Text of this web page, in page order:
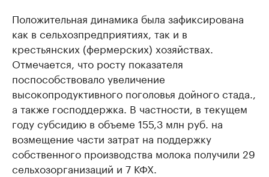
Положительная динамика была зафиксирована
как в сельхозпредприятиях, так и в
крестьянских (фермерских) хозяйствах.
Отмечается, что росту показателя
поспособствовало увеличение
высокопродуктивного поголовья дойного стада.,
а также господдержка. В частности, в текущем
году субсидию в объеме 155,3 млн руб. на
возмещение части затрат на поддержку
собственного производства молока получили 29
сельхозорганизаций и 7 КФХ.